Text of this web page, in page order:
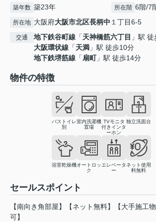
築年数 築23年 所在階 6階/7
所在地 大阪府大阪市北区長柄中 １丁目6-5
交通 地下鉄谷町線 「天神橋筋六丁目 」駅
大阪環状線 「天満 」駅 徒歩10分
地下鉄堺筋線 「扇町」駅 徒歩14分
物件の特徴
バストイレ
別
室内洗濯機
置場
TVモニタ
付きインタ
ーホン
独立洗面台
浴室乾燥機オートロッ
ク
エレベータ
ー
ネット使用
料無料
セールスポイント
【南向き角部屋】【ネット無料】【大手施工
可】